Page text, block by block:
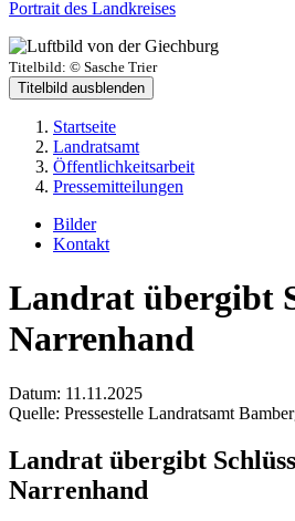
Portrait des Landkreises
Titelbild: © Sasche Trier
Titelbild ausblenden
Startseite
Landratsamt
Öffentlichkeitsarbeit
Pressemitteilungen
Bilder
Kontakt
Landrat übergibt
Narrenhand
Datum: 11.11.2025
Quelle: Pressestelle Landratsamt
Landrat übergibt
Narrenhand